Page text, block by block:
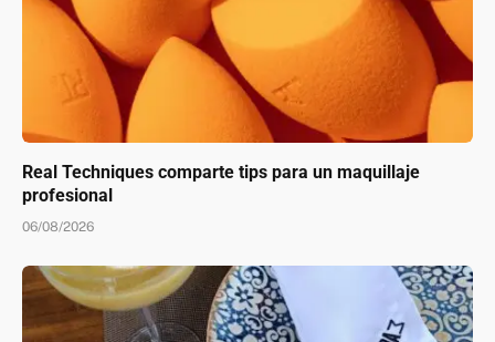
Real Techniques comparte tips para un maquillaje
profesional
06/08/2026